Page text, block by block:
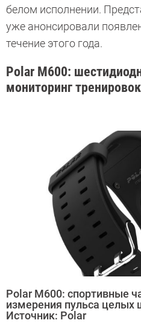
белом исполнении.
уже анонсировали
течение этого года.
Polar M600:
мониторинг тренировок
Polar M600: спортивные
измерения пульса целых
Источник: Polar